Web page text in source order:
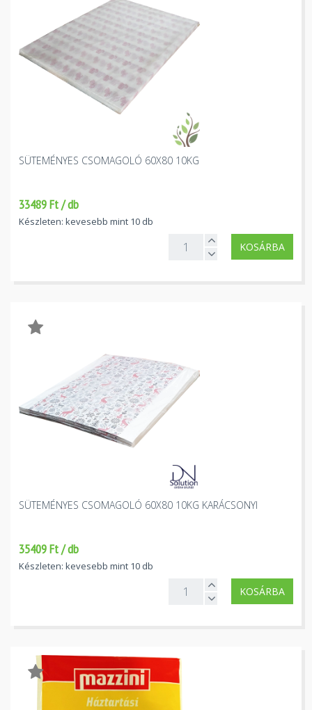
SÜTEMÉNYES CSOMAGOLÓ 60X80 10KG
33489 Ft / db
Készleten: kevesebb mint 10 db
KOSÁRBA
SÜTEMÉNYES CSOMAGOLÓ 60X80 10KG KARÁCSONYI
35409 Ft / db
Készleten: kevesebb mint 10 db
KOSÁRBA